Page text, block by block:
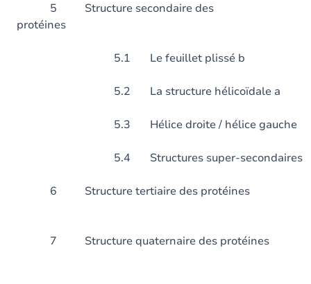
5 Structure secondaire des
protéines
5.1 Le feuillet plissé b
5.2 La structure hélicoïdale a
5.3 Hélice droite / hélice gauche
5.4 Structures super-secondaires
6 Structure tertiaire
7 Structure quaternaire